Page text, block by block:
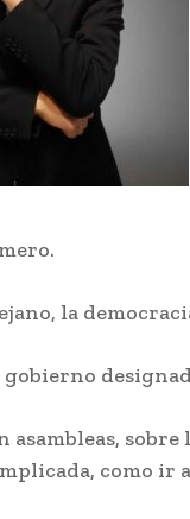
la
gobierno
asambleas,
como ir